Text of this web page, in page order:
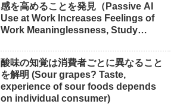
感を高めることを発見（Passive AI
Use at Work Increases Feelings of
Work Meaninglessness, Study
酸味の知覚は消費者ごとに異なること
を解明 (Sour grapes? Taste,
experience of sour foods depends
on individual consumer)